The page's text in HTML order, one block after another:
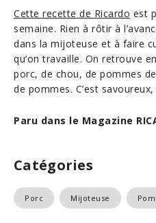
Cette recette de Ricardo est
semaine. Rien à rôtir à
dans la mijoteuse et à faire
qu’on travaille. On retrouve
porc, de chou, de pommes
de pommes. C’est
Paru dans le Magazine
Catégories
Porc Mijoteuse